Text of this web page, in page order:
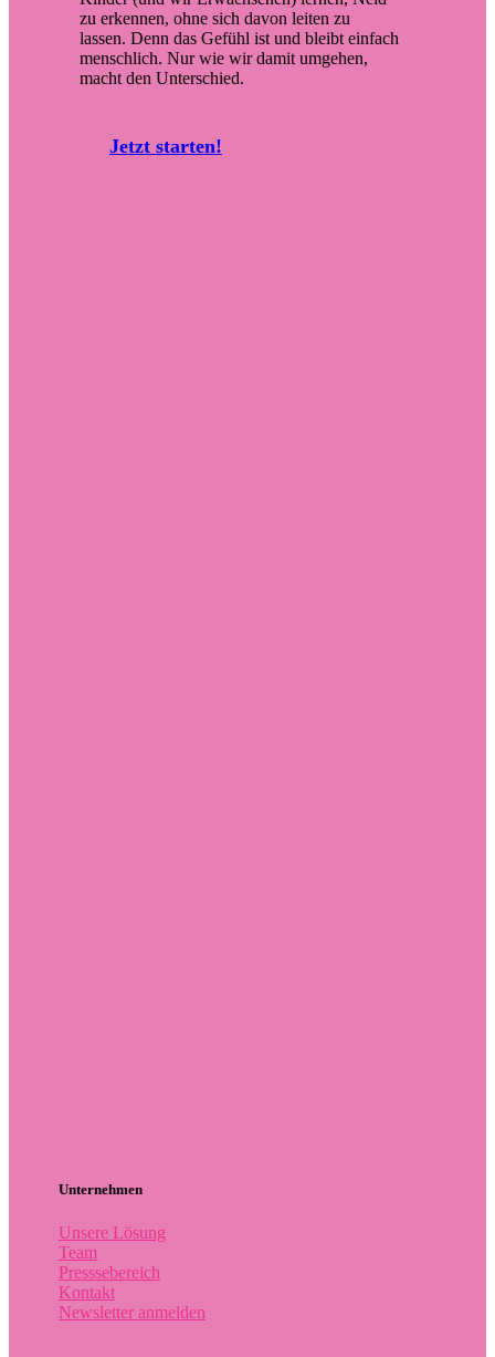
zu erkennen, ohne sich davon leiten zu
lassen. Denn das Gefühl ist und bleibt einfach
menschlich. Nur wie wir damit umgehen,
macht den Unterschied.
Jetzt starten!
Unternehmen
Unsere Lösung
Team
Presssebereich
Kontakt
Newsletter anmelden